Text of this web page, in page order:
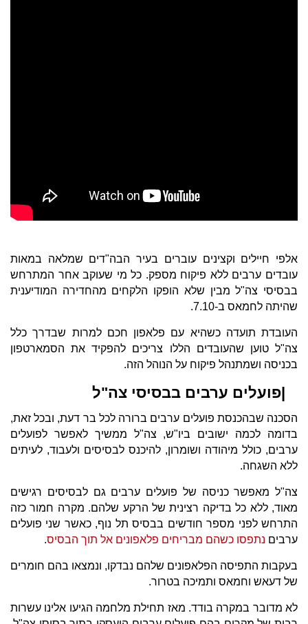
אלפי חיילים וקצינים עוברים בעיר הבה"דים שמלאה במאות
עובדים ערבים ללא פיקוח מספק. כל מי שעוקב אחר המתרחש
בבסיסי צה"ל מבין שלא הופקו הלקחים מהחדירה המודיענית
שהיתה לחמאס ב-7.10.
העובדת תועדה כשהיא עם פלאפון חכם למרות שבדרך כלל
צה"ל טוען שהעובדים הללו צריכים להפקיד את הסמארטפון
בכניסה ושמתנהל פיקוח על הנוהל הזה.
|פועלים ערבים בבסיסי צה"ל
הסכנה שבהכנסת פועלים ערבים ברורה לכל בר דעת, ובכל זאת,
בדומה לכמה ישובים ביו"ש, צה"ל ממשיך לאפשר לפועלים
ערבים, כולל מיהודה ושומרון, להיכנס לבסיסים ולעבוד, לעיתים
ללא השגחה.
צה"ל מאפשר כניסה של פועלים ערבים גם לבסיסים רגישים
מאוד, ללא כל בדיקה רצינית של הרקע שלהם. מקרה חמור כזה
התרחש לפני מספר חודשים בבסיס תל נוף, כאשר שני פועלים
ערבים נתפסו כשהם מבריחים פלאפונים אל תוך הבסיס.
בעקבות התפיסה הפלאפונים שלהם נבדקו, ונמצאו בהם חומרים
של דעאש וחמאס ותמיכה בטרור.
לא מדובר במקרה בודד. מאז תחילת מלחמה הגיעו אלינו עשרות